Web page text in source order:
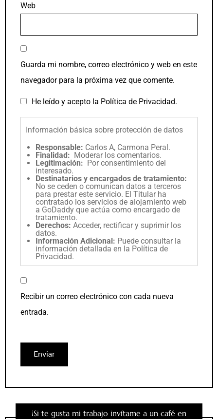
Web
Guarda mi nombre, correo electrónico y web en este
navegador para la próxima vez que comente.
He leído y acepto la Política de Privacidad.
Información básica sobre protección de datos
Responsable: Carlos A, Carmona Peral.
Finalidad: Moderar los comentarios.
Legitimación: Por consentimiento del
interesado.
Destinatarios y encargados de tratamiento:
No se ceden o comunican datos a terceros
para prestar este servicio. El Titular ha
contratado los servicios de alojamiento web
a GoDaddy que actúa como encargado de
tratamiento.
Derechos: Acceder, rectificar y suprimir los
datos.
Información Adicional: Puede consultar la
información detallada en la Política de
Privacidad.
Recibir un correo electrónico con cada nueva
entrada.
¡Si te gusta mi trabajo invítame a un café en